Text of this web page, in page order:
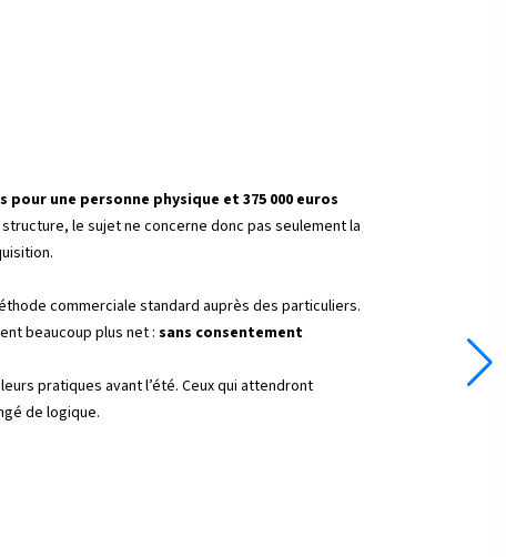
une personne physique et 375 000 euros
le sujet ne concerne donc pas seulement la
commerciale standard auprès des particuliers.
beaucoup plus net : sans consentement
pratiques avant l’été. Ceux qui attendront
de logique.